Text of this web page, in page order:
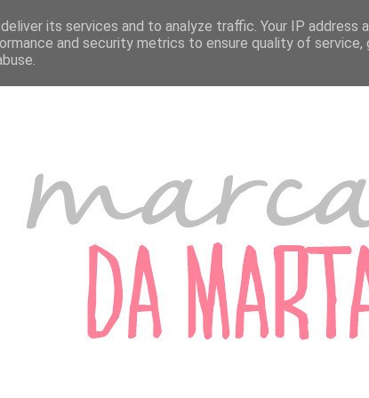
A MARTA MARCADORES DE PORTUGAL MARCADORES DO
its services and to analyze traffic. Your IP address
and security metrics to ensure quality of service,